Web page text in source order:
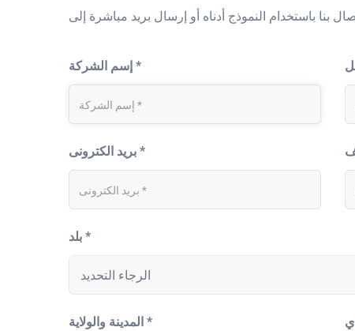
إسم الشركة *
بريد الكترونى *
بلد *
المدينة والولاية *